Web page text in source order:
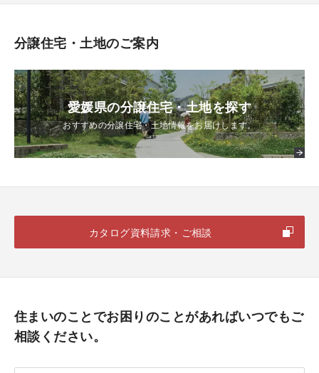
分譲住宅・土地のご案内
愛媛県の分譲住宅・土地を探す
おすすめの分譲住宅・土地情報をお届けします。
カタログ資料請求・ご相談
住まいのことでお困りのことがあればいつでもご
相談ください。